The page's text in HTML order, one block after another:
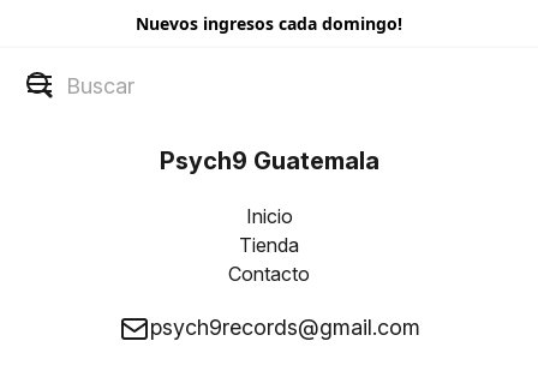
Nuevos ingresos cada domingo!
Psych9 Guatemala
Inicio
Tienda
Contacto
psych9records@gmail.com